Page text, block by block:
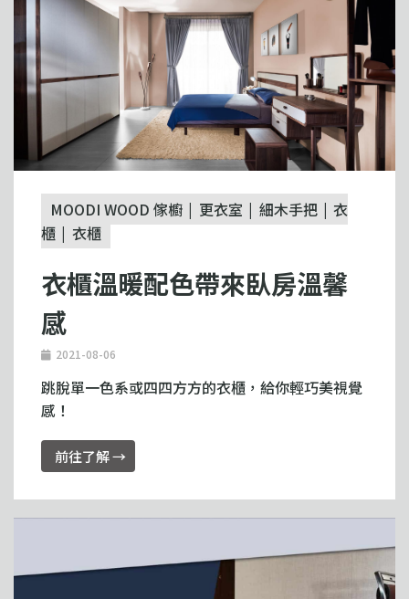
MOODI WOOD 傢櫥 更衣室 細木手把
衣
櫃
衣櫃
衣櫃溫暖配色帶來臥房溫馨
感
2021-08-06
跳脫單一色系或四四方方的衣櫃，給你輕巧美視覺
感！
前往了解 →